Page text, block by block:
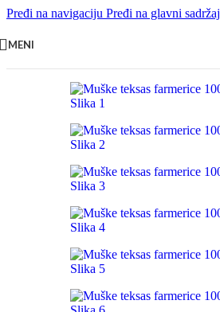
Pređi na navigaciju Pređi na glavni sadržaj
MENI